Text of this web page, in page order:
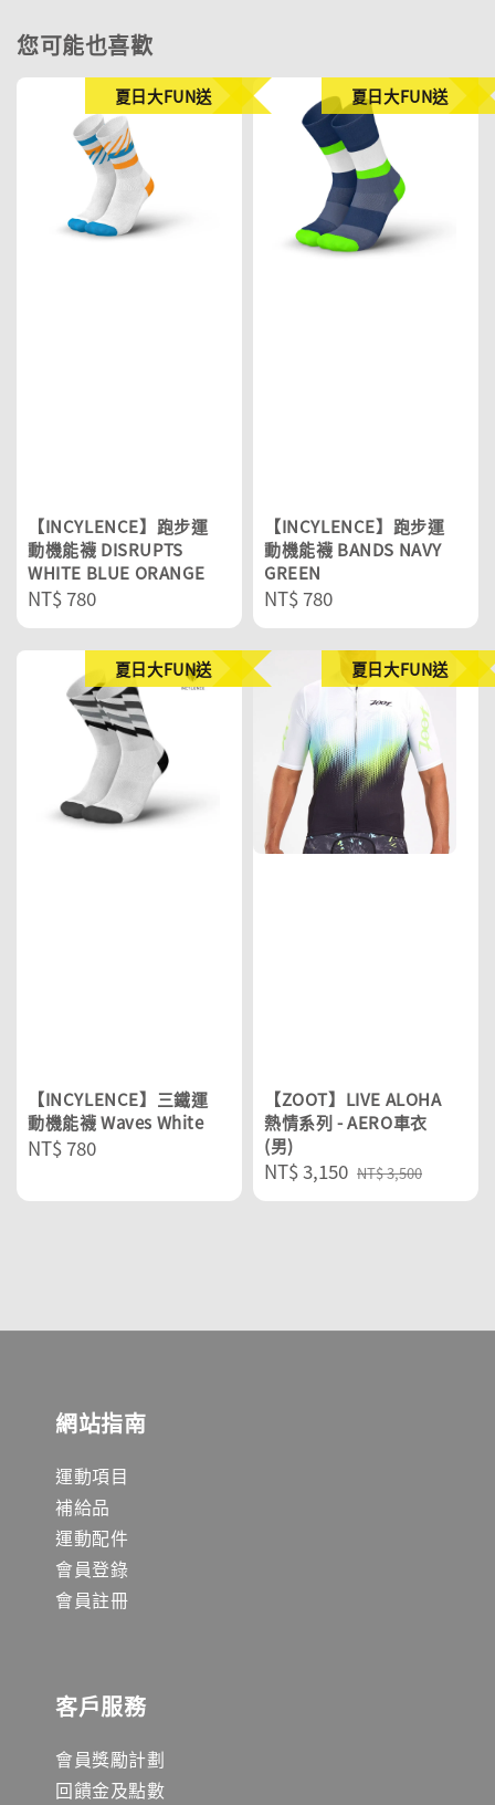
您可能也喜歡
夏日大FUN送
【INCYLENCE】跑步運
動機能襪 DISRUPTS
WHITE BLUE ORANGE
Regular
price
NT$ 780
夏日大FUN送
【INCYLENCE】跑步運
動機能襪 BANDS NAVY
GREEN
Regular
price
NT$ 780
夏日大FUN送
【INCYLENCE】三鐵運
動機能襪 Waves White
Regular
NT$ 780
夏日大FUN送
【ZOOT】LIVE ALOHA
熱情系列 - AERO車衣
(男)
Sale
price
NT$ 3,150 Regular
price
NT$ 3,500
網站指南
運動項目
補給品
運動配件
會員登錄
會員註冊
客戶服務
會員獎勵計劃
回饋金及點數